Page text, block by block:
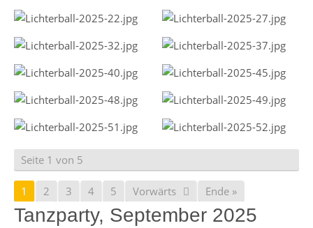
Seite 1 von 5
1 2 3 4 5 Vorwärts Ende »
Tanzparty, September 2025